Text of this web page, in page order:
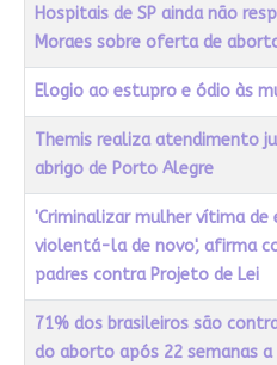
Hospitais de SP ainda não
Moraes sobre oferta de
Elogio ao estupro e ódio às
Themis realiza atendimento
abrigo de Porto Alegre
'Criminalizar mulher vítima de
violentá-la de novo', afirma
padres contra Projeto de Lei
71% dos brasileiros são
do aborto após 22 semanas a